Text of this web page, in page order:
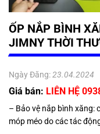
ỐP NẮP BÌNH
JIMNY THỜI
Ngày Đăng: 23.04.2024
Giá bán: LIÊN HỆ
– Bảo vệ nắp bình xăng:
móp méo do các tác